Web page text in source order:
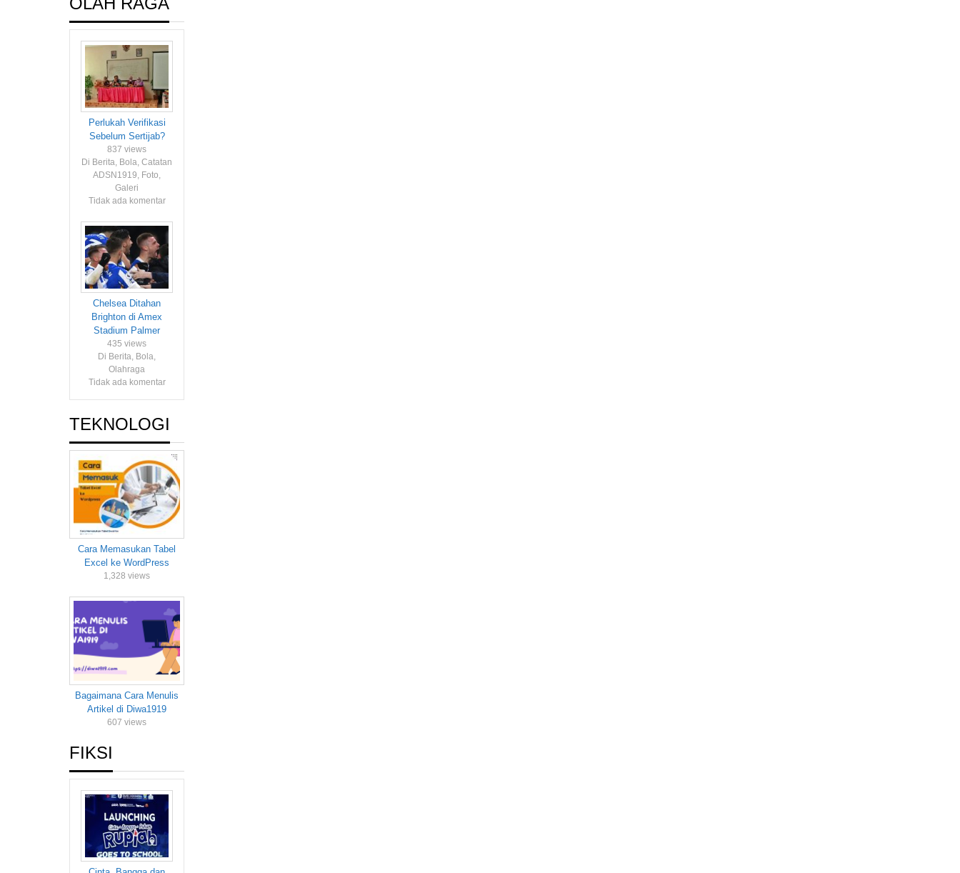
Perlukah Verifikasi
Sebelum Sertijab?
837 views
Di Berita, Bola, Catatan
ADSN1919, Foto,
Galeri
Tidak ada komentar
Chelsea Ditahan
Brighton di Amex
Stadium Palmer
435 views
Di Berita, Bola,
Olahraga
Tidak ada komentar
TEKNOLOGI
Cara Memasukan Tabel
Excel ke WordPress
1,328 views
Bagaimana Cara Menulis
Artikel di Diwa1919
607 views
FIKSI